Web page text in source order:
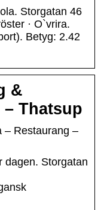
Storgatan 46
· O`vrira.
Betyg: 2.42
&
Thatsup
– Restaurang –
dagen. Storgatan